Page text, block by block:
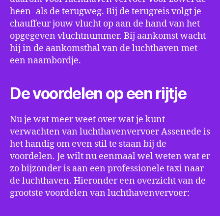
heen- als de terugweg. Bij de terugreis volgt je
chauffeur jouw vlucht op aan de hand van het
opgegeven vluchtnummer. Bij aankomst wacht
hij in de aankomsthal van de luchthaven met
een naambordje.
De voordelen op een rijtje
Nu je wat meer weet over wat je kunt
verwachten van luchthavenvervoer Assenede is
het handig om even stil te staan bij de
voordelen. Je wilt nu eenmaal wel weten wat er
zo bijzonder is aan een professionele taxi naar
de luchthaven. Hieronder een overzicht van de
grootste voordelen van luchthavenvervoer: